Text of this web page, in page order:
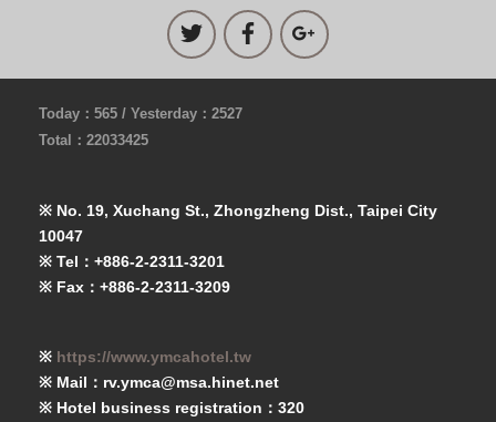
Today：565 / Yesterday：2527
Total：22033425
※ No. 19, Xuchang St., Zhongzheng Dist., Taipei City
10047
※ Tel：+886-2-2311-3201
※ Fax：+886-2-2311-3209
※ https://www.ymcahotel.tw
※ Mail：rv.ymca@msa.hinet.net
※ Hotel business registration：320